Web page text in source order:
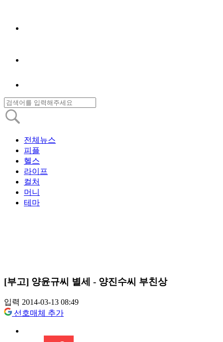
전체뉴스
피플
헬스
라이프
컬처
머니
테마
[부고] 양윤규씨 별세 - 양진수씨 부친상
입력 2014-03-13 08:49
선호매체 추가